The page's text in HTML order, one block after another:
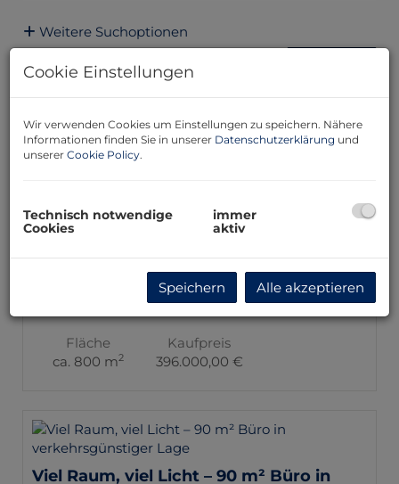
Weitere Suchoptionen
2 3 4 5 6
Therapie, Gemeinschaftspraxis,
Gewerbe, Gastronomie, Seminare
3281 Oberndorf an der Melk
Fläche
ca. 800 m2
Kaufpreis
396.000,00 €
Viel Raum, viel Licht – 90 m² Büro in
Cookie Einstellungen
Wir verwenden Cookies um Einstellungen zu speichern. Nähere
Informationen finden Sie in unserer Datenschutzerklärung und
unserer Cookie Policy.
Technisch notwendige
Cookies
immer
aktiv
Speichern Alle akzeptieren